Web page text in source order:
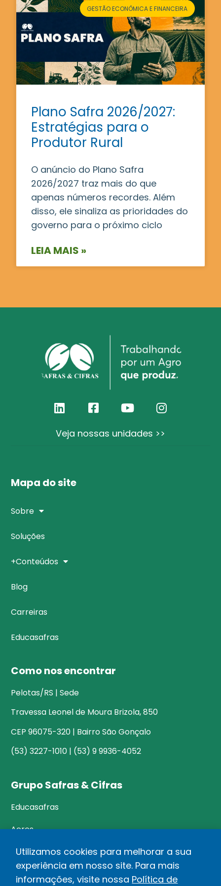
GESTÃO ECONÔMICA E FINANCEIRA
Plano Safra 2026/2027:
Estratégias para o
Produtor Rural
O anúncio do Plano Safra
2026/2027 traz mais do que
apenas números recordes. Além
disso, ele sinaliza as prioridades do
governo para o próximo ciclo
LEIA MAIS »
Veja nossas unidades >>
Mapa do site
Sobre
Soluções
+Conteúdos
Blog
Carreiras
Educasafras
Como nos encontrar
Pelotas/RS | Sede
Travessa Leonel de Moura Brizola, 850
CEP 96075-320 | Bairro São Gonçalo
(53) 3227-1010 | (53) 9 9936-4052
Grupo Safras & Cifras
Educasafras
Acres
©Safras&Cifras
Utilizamos cookies para melhorar a sua
experiência em nosso site. Para mais
informações, visite nossa Política de